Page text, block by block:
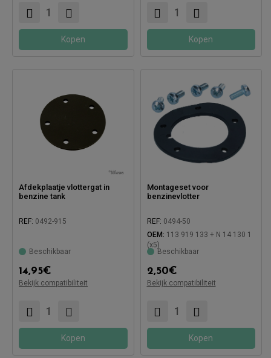
Kopen Kopen
Afdekplaatje vlottergat in
benzine tank
REF: 0492-915
Beschikbaar
14,95€
Bekijk compatibiliteit
Compatibel met:
Kopen
Montageset voor
benzinevlotter
REF: 0494-50
OEM: 113 919 133 + N 14 130 1
(x5)
Beschikbaar
2,50€
Bekijk compatibiliteit
Kopen